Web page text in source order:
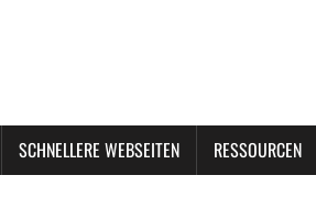
SCHNELLERE WEBSEITEN RESSOURCEN